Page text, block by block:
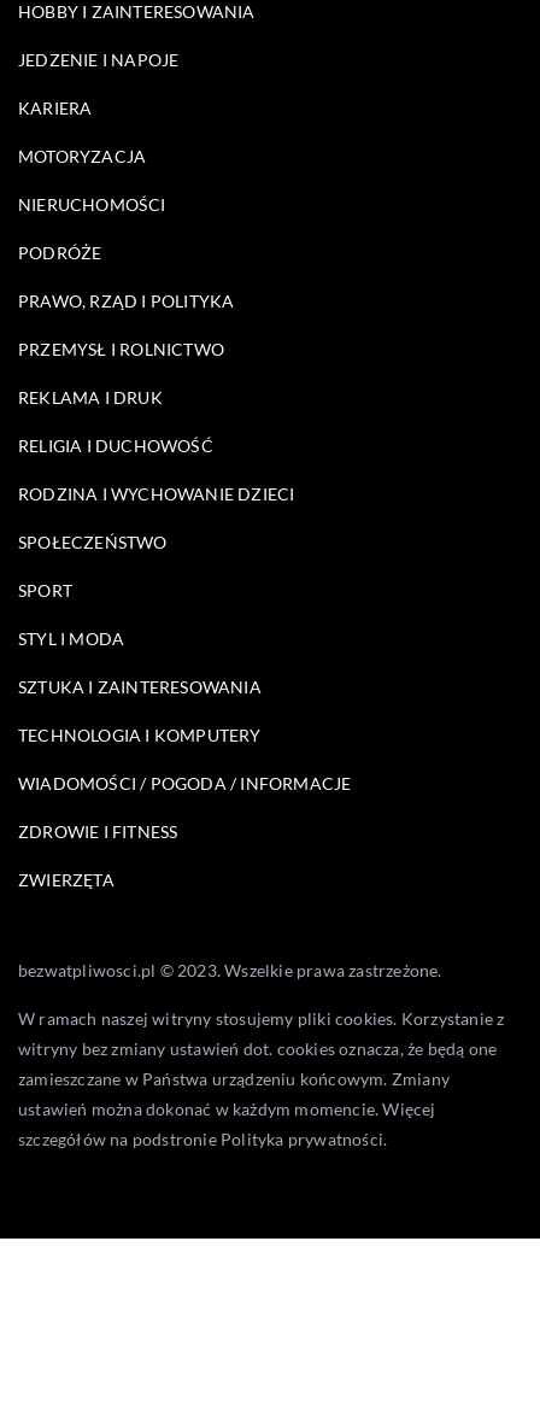
HOBBY I ZAINTERESOWANIA
JEDZENIE I NAPOJE
KARIERA
MOTORYZACJA
NIERUCHOMOŚCI
PODRÓŻE
PRAWO, RZĄD I POLITYKA
PRZEMYSŁ I ROLNICTWO
REKLAMA I DRUK
RELIGIA I DUCHOWOŚĆ
RODZINA I WYCHOWANIE DZIECI
SPOŁECZEŃSTWO
SPORT
STYL I MODA
SZTUKA I ZAINTERESOWANIA
TECHNOLOGIA I KOMPUTERY
WIADOMOŚCI / POGODA / INFORMACJE
ZDROWIE I FITNESS
ZWIERZĘTA
bezwatpliwosci.pl © 2023. Wszelkie prawa zastrzeżone.
W ramach naszej witryny stosujemy pliki cookies. Korzystanie z
witryny bez zmiany ustawień dot. cookies oznacza, że będą one
zamieszczane w Państwa urządzeniu końcowym. Zmiany
ustawień można dokonać w każdym momencie. Więcej
szczegółów na podstronie Polityka prywatności.